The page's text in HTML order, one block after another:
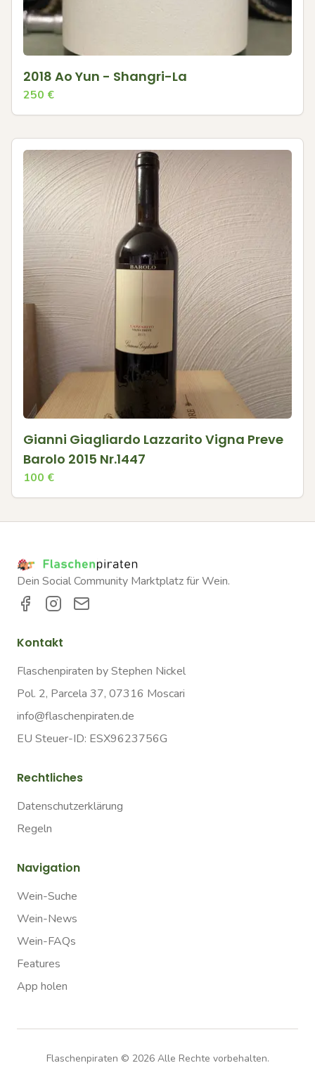
2018 Ao Yun - Shangri-La
250 €
Gianni Giagliardo Lazzarito Vigna Preve
Barolo 2015 Nr.1447
100 €
Dein Social Community Marktplatz für Wein.
Kontakt
Flaschenpiraten by Stephen Nickel
Pol. 2, Parcela 37, 07316 Moscari
info@flaschenpiraten.de
EU Steuer-ID: ESX9623756G
Rechtliches
Datenschutzerklärung
Regeln
Navigation
Wein-Suche
Wein-News
Wein-FAQs
Features
App holen
Flaschenpiraten © 2026Alle Rechte vorbehalten.